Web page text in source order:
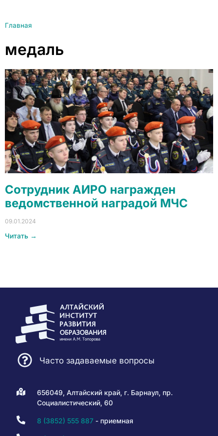
Главная
медаль
Сотрудник АИРО награжден
ведомственной наградой МЧС
09.01.2024
Читать →
Часто задаваемые вопросы
656049, Алтайский край, г. Барнаул, пр.
Социалистический, 60
8 (3852) 555 887- приемная